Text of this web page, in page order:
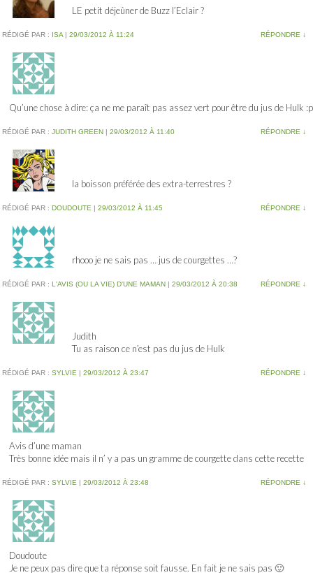
LE petit déjeûner de Buzz l’Eclair ?
RÉDIGÉ PAR : ISA | 29/03/2012 À 11:24 RÉPONDRE ↓
Qu’une chose à dire: ça ne me paraît pas assez vert pour être du jus de Hulk :p
RÉDIGÉ PAR : JUDITH GREEN | 29/03/2012 À 11:40 RÉPONDRE ↓
la boisson préférée des extra-terrestres ?
RÉDIGÉ PAR : DOUDOUTE | 29/03/2012 À 11:45 RÉPONDRE ↓
rhooo je ne sais pas … jus de courgettes …?
RÉDIGÉ PAR : L'AVIS (OU LA VIE) D'UNE MAMAN | 29/03/2012 À 20:38 RÉPONDRE ↓
Judith
Tu as raison ce n’est pas du jus de Hulk
RÉDIGÉ PAR : SYLVIE | 29/03/2012 À 23:47 RÉPONDRE ↓
Avis d’une maman
Très bonne idée mais il n’ y a pas un gramme de courgette dans cette recette
RÉDIGÉ PAR : SYLVIE | 29/03/2012 À 23:48 RÉPONDRE ↓
Doudoute
Je ne peux pas dire que ta réponse soit fausse. En fait je ne sais pas 🙂